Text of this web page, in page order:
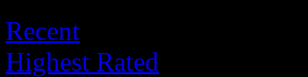
Recent
Highest Rated